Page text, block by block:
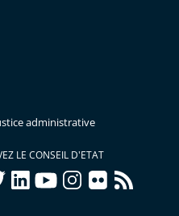
administrative
LE CONSEIL D'ETAT
linkedInyoutubeinstagram
flickr rss